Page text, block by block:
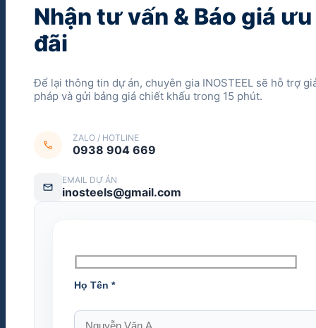
Nhận tư vấn & Báo giá ưu
đãi
Để lại thông tin dự án, chuyên gia INOSTEEL sẽ hỗ trợ
pháp và gửi bảng giá chiết khấu trong 15 phút.
call ZALO / HOTLINE
0938 904 669
mail EMAIL DỰ ÁN
inosteels@gmail.com
Họ Tên *